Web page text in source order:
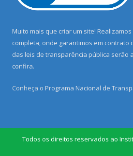
Muito mais que criar um site!
completa, onde garantimos em contrato
das leis de transparência pública serão
confira.
Conheça o Programa Nacional de
Todos os direitos reservados ao